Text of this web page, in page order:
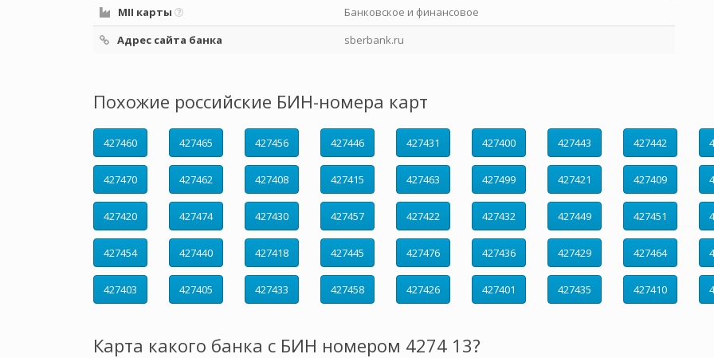
MII карты
Банковское и финансовое
Адрес сайта банка
sberbank.ru
Похожие российские БИН-номера карт
427460 427465 427456 427446 427431 427400 427443 427442
427470 427462 427408 427415 427463 427499 427421 427409
427420 427474 427430 427457 427422 427432 427449 427451
427454 427440 427418 427445 427476 427436 427429 427464
427403 427405 427433 427458 427426 427401 427435 427410
Карта какого банка с БИН номером 4274 13?